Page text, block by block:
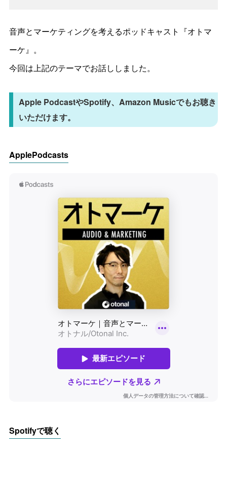
音声とマーケティングを考えるポッドキャスト『オトマ
ーケ』。
今回は上記のテーマでお話ししました。
Apple PodcastやSpotify、Amazon Musicでもお聴き
いただけます。
ApplePodcasts
Spotifyで聴く